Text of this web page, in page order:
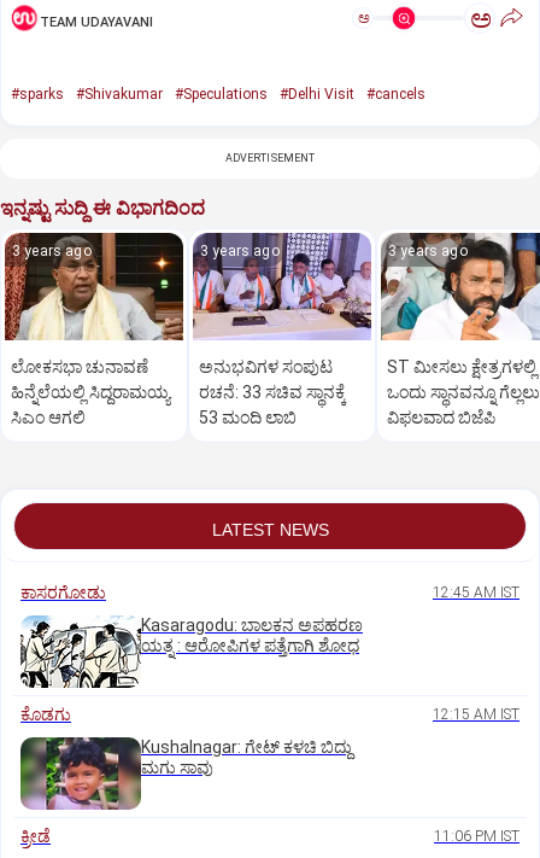
TEAM UDAYAVANI ಅ ಅ
#sparks #Shivakumar #Speculations #Delhi Visit #cancels
ADVERTISEMENT
ಇನ್ನಷ್ಟು ಸುದ್ದಿ ಈ ವಿಭಾಗದಿಂದ
3 years ago
ಲೋಕಸಭಾ ಚುನಾವಣೆ
ಹಿನ್ನೆಲೆಯಲ್ಲಿ ಸಿದ್ದರಾಮಯ್ಯ
ಸಿಎಂ ಆಗಲಿ
3 years ago
ಅನುಭವಿಗಳ ಸಂಪುಟ
ರಚನೆ: 33 ಸಚಿವ ಸ್ಥಾನಕ್ಕೆ
53 ಮಂದಿ ಲಾಬಿ
3 years ago
ST ಮೀಸಲು ಕ್ಷೇತ್ರಗಳಲ್ಲಿ
ಒಂದು ಸ್ಥಾನವನ್ನೂ ಗೆಲ್ಲಲು
ವಿಫಲವಾದ ಬಿಜೆಪಿ
LATEST NEWS
ಕಾಸರಗೋಡು 12:45 AM IST
Kasaragodu: ಬಾಲಕನ ಅಪಹರಣ
ಯತ್ನ : ಆರೋಪಿಗಳ ಪತ್ತೆಗಾಗಿ ಶೋಧ
ಕೊಡಗು 12:15 AM IST
Kushalnagar: ಗೇಟ್ ಕಳಚಿ ಬಿದ್ದು
ಮಗು ಸಾವು
ಕ್ರೀಡೆ 11:06 PM IST